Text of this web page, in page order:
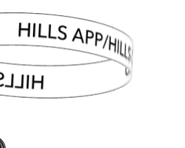
HILLS APP/HILLS CARD